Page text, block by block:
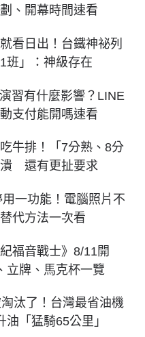
、開幕時間速看
看日出！台鐵神祕列
班」：神級存在
習有什麼影響？LINE
支付能開嗎速看
牛排！「7分熟、8分
潰 還有更扯要求
一功能！電腦照片不
代方法一次看
福音戰士》8/11開
立牌、馬克杯一覽
汰了！台灣最省油機
「猛騎65公里」